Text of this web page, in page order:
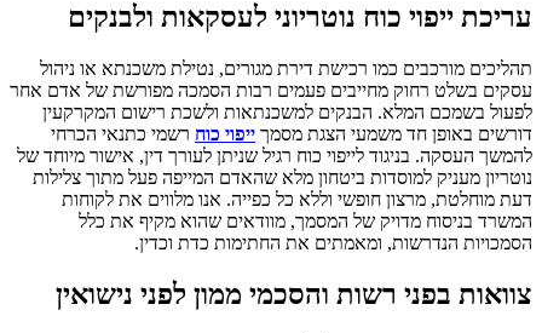
עריכת ייפוי כוח נוטריוני לעסקאות ולבנקים
תהליכים מורכבים כמו רכישת דירת מגורים, נטילת משכנתא או ניהול
עסקים בשלט רחוק מחייבים פעמים רבות הסמכה מפורשת של אדם אחר
לפעול בשמכם המלא. הבנקים למשכנתאות ולשכת רישום המקרקעין
דורשים באופן חד משמעי הצגת מסמך ייפוי כוח רשמי כתנאי הכרחי
להמשך העסקה. בניגוד לייפוי כוח רגיל שניתן לעורך דין, אישור מיוחד של
נוטריון מעניק למוסדות ביטחון מלא שהאדם המייפה פעל מתוך צלילות
דעת מוחלטת, מרצון חופשי וללא כל כפייה. אנו מלווים את לקוחות
המשרד בניסוח מדויק של המסמך, מוודאים שהוא מקיף את כלל
הסמכויות הנדרשות, ומאמתים את החתימות כדת וכדין.
צוואות בפני רשות והסכמי ממון לפני נישואין